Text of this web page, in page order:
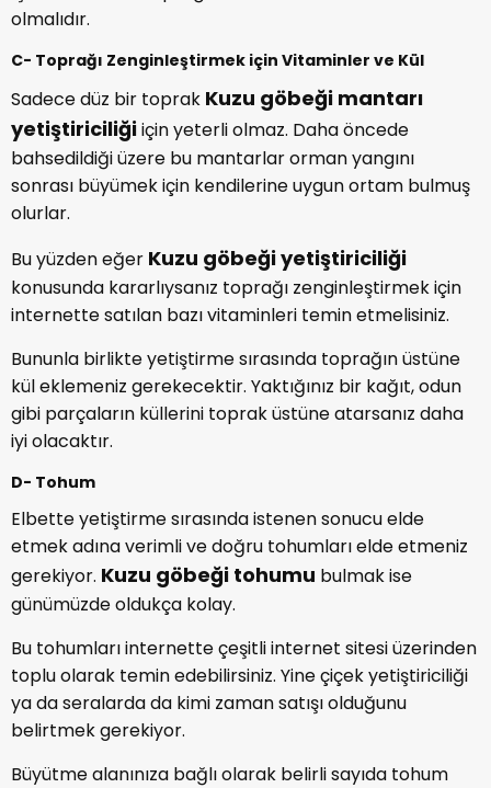
olmalıdır.
C- Toprağı Zenginleştirmek için Vitaminler ve Kül
Sadece düz bir toprak Kuzu göbeği mantarı
yetiştiriciliğiiçin yeterli olmaz. Daha öncede
bahsedildiği üzere bu mantarlar orman yangını
sonrası büyümek için kendilerine uygun ortam bulmuş
olurlar.
Bu yüzden eğer Kuzu göbeği yetiştiriciliği
konusunda kararlıysanız toprağı zenginleştirmek için
internette satılan bazı vitaminleri temin etmelisiniz.
Bununla birlikte yetiştirme sırasında toprağın üstüne
kül eklemeniz gerekecektir. Yaktığınız bir kağıt, odun
gibi parçaların küllerini toprak üstüne atarsanız daha
iyi olacaktır.
D- Tohum
Elbette yetiştirme sırasında istenen sonucu elde
etmek adına verimli ve doğru tohumları elde etmeniz
gerekiyor. Kuzu göbeği tohumu bulmak ise
günümüzde oldukça kolay.
Bu tohumları internette çeşitli internet sitesi üzerinden
toplu olarak temin edebilirsiniz. Yine çiçek yetiştiriciliği
ya da seralarda da kimi zaman satışı olduğunu
belirtmek gerekiyor.
Büyütme alanınıza bağlı olarak belirli sayıda tohum